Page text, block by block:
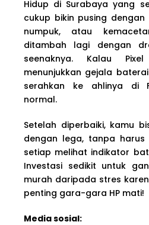
Hidup di Surabaya yang
cukup bikin pusing
numpuk, atau
ditambah lagi dengan
seenaknya. Kalau
menunjukkan gejala
serahkan ke ahlinya di
normal.
Setelah diperbaiki, kamu
dengan lega, tanpa
setiap melihat indikator
Investasi sedikit untuk
murah daripada stres
penting gara-gara HP mati!
Media sosial: